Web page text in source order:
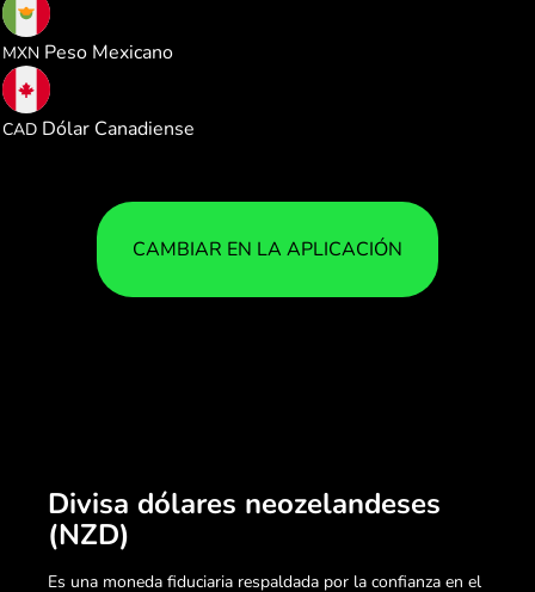
MXN Peso Mexicano
CAD Dólar Canadiense
CAMBIAR EN LA APLICACIÓN
Divisa dólares neozelandeses
(NZD)
Es una moneda fiduciaria respaldada por la confianza en el